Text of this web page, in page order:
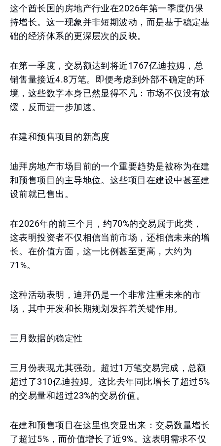
这个酋长国的房地产行业在2026年第一季度仍保
持增长。这一现象并非短期波动，而是基于稳定基
础的经济体系的更深层次的反映。
在第一季度，交易额达到将近1767亿迪拉姆，总
销售量接近4.8万笔。即便考虑到外部不确定的环
境，这些数字本身已然显得不凡：市场不仅没有放
缓，反而进一步加速。
在建和预售项目的新高度
迪拜房地产市场目前的一个重要趋势是被称为在建
和预售项目的主导地位。这些项目在建设中甚至建
设前就已售出。
在2026年的前三个月，约70%的交易属于此类，
这表明投资者不仅相信当前市场，还相信未来的增
长。在价值方面，这一比例甚至更高，大约为
71%。
这种活动表明，迪拜仍是一个非常注重未来的市
场，其中开发和长期规划发挥着关键作用。
三月数据的稳定性
三月份表现尤其强劲。超过1万笔交易完成，总额
超过了310亿迪拉姆。这比去年同比增长了超过5%
的交易量和超过23%的交易价值。
在建和预售项目在这里也突显出来：交易数量增长
了超过5%，而价值增长了近9%。这表明需求不仅